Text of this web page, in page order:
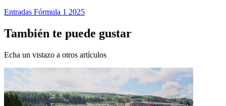
Entradas Fórmula 1 2025
También te puede gustar
Echa un vistazo a otros artículos